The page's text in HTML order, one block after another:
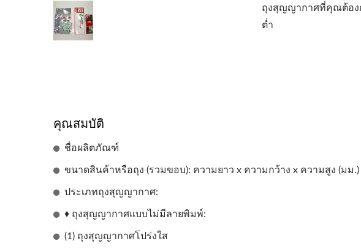
ถุงสุญญากาศที่คุณต้อง
ต่ำ
คุณสมบัติ
ชื่อผลิตภัณฑ์
ขนาดสินค้าหรือถุง (รวมขอบ): ความยาว x ความกว้าง x ความสูง (มม.)
ประเภทถุงสุญญากาศ:
♦ ถุงสุญญากาศแบบไม่มีลายพิมพ์:
(1) ถุงสุญญากาศโปร่งใส